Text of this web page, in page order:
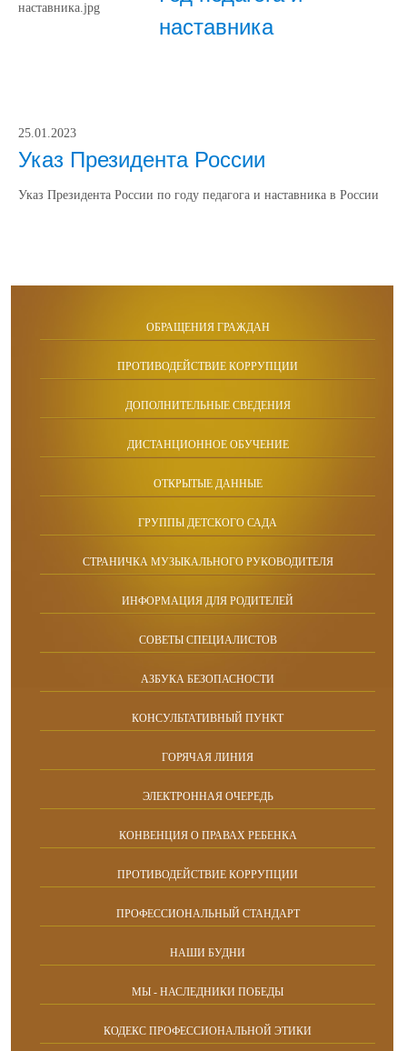
наставника
25.01.2023
Указ Президента России
Указ Президента России по году педагога и наставника в России
ОБРАЩЕНИЯ ГРАЖДАН
ПРОТИВОДЕЙСТВИЕ КОРРУПЦИИ
ДОПОЛНИТЕЛЬНЫЕ СВЕДЕНИЯ
ДИСТАНЦИОННОЕ ОБУЧЕНИЕ
ОТКРЫТЫЕ ДАННЫЕ
ГРУППЫ ДЕТСКОГО САДА
СТРАНИЧКА МУЗЫКАЛЬНОГО РУКОВОДИТЕЛЯ
ИНФОРМАЦИЯ ДЛЯ РОДИТЕЛЕЙ
СОВЕТЫ СПЕЦИАЛИСТОВ
АЗБУКА БЕЗОПАСНОСТИ
КОНСУЛЬТАТИВНЫЙ ПУНКТ
ГОРЯЧАЯ ЛИНИЯ
ЭЛЕКТРОННАЯ ОЧЕРЕДЬ
КОНВЕНЦИЯ О ПРАВАХ РЕБЕНКА
ПРОТИВОДЕЙСТВИЕ КОРРУПЦИИ
ПРОФЕССИОНАЛЬНЫЙ СТАНДАРТ
НАШИ БУДНИ
МЫ - НАСЛЕДНИКИ ПОБЕДЫ
КОДЕКС ПРОФЕССИОНАЛЬНОЙ ЭТИКИ